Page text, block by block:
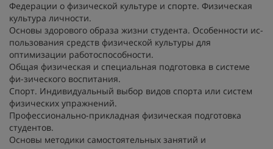
Федерации о физической культуре и спорте. Физическая
культура личности.
Основы здорового образа жизни студента. Особенности ис-
пользования средств физической культуры для
оптимизации работоспособности.
Общая физическая и специальная подготовка в системе
фи-зического воспитания.
Спорт. Индивидуальный выбор видов спорта или систем
физических упражнений.
Профессионально-прикладная физическая подготовка
студентов.
Основы методики самостоятельных занятий и